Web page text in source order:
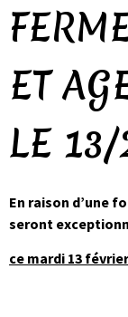
ET
LE 13/
En raison d’une
seront
ce mardi 13 février